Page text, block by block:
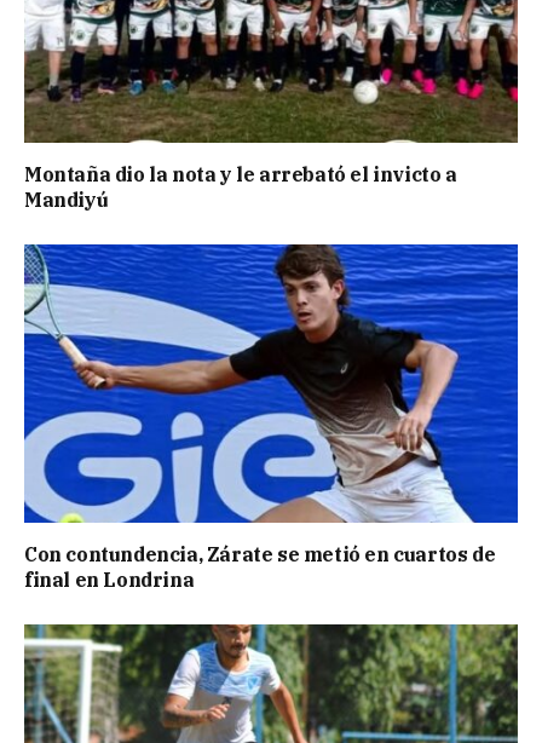
Montaña dio la nota y le arrebató el invicto a
Mandiyú
Con contundencia, Zárate se metió en cuartos de
final en Londrina